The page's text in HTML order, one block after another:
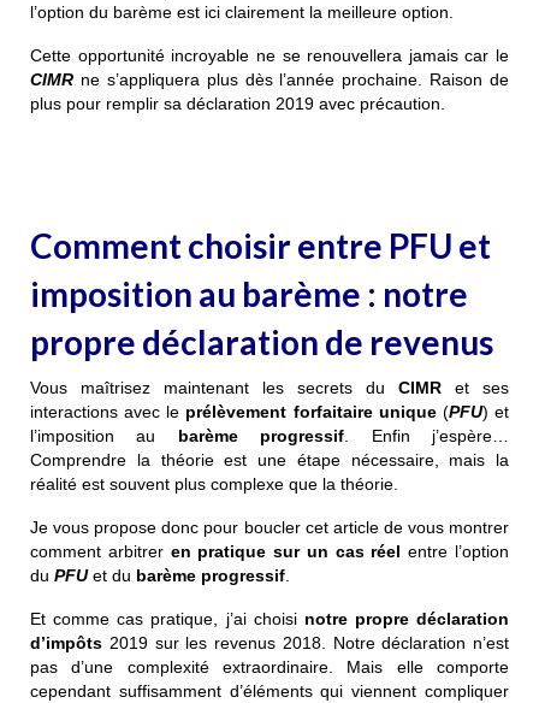
l’option du barème est ici clairement la meilleure option.
Cette opportunité incroyable ne se renouvellera jamais car le
CIMR ne s’appliquera plus dès l’année prochaine. Raison de
plus pour remplir sa déclaration 2019 avec précaution.
Comment choisir entre PFU et
imposition au barème : notre
propre déclaration de revenus
Vous maîtrisez maintenant les secrets du CIMR et ses
interactions avec le prélèvement forfaitaire unique(PFU) et
l’imposition au barème progressif. Enfin j’espère…
Comprendre la théorie est une étape nécessaire, mais la
réalité est souvent plus complexe que la théorie.
Je vous propose donc pour boucler cet article de vous montrer
comment arbitrer en pratique sur un cas réel entre l’option
du PFUet du barème progressif.
Et comme cas pratique, j’ai choisi notre propre déclaration
d’impôts 2019 sur les revenus 2018. Notre déclaration n’est
pas d’une complexité extraordinaire. Mais elle comporte
cependant suffisamment d’éléments qui viennent compliquer